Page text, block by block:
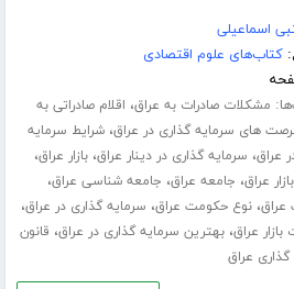
اسماعیلی
کتاب‌های علوم اقتصادی
مشکلات صادرات به عراق، اقلام صادراتی به
های سرمایه گذاری در عراق،شرایط سرمایه
عراق، سرمایه گذاری در دینار عراق،بازار عراق،
عراق، جامعه عراق، جامعه شناسی عراق،
،نوع حکومت عراق، سرمایه گذاری در عراق،
بازار عراق،بهترین سرمایه گذاری در عراق، قانون
گذاری عراق